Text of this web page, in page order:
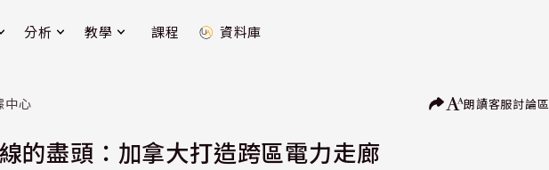
分析 教學 課程 資料庫
中心 朗讀客服討論區
的盡頭：加拿大打造跨區電力走廊